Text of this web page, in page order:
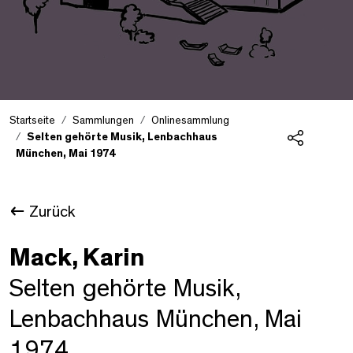
Startseite Sammlungen
Onlinesammlung
Selten gehörte Musik, Lenbachhaus
München, Mai 1974
Zurück
Mack, Karin
Selten gehörte Musik,
Lenbachhaus München, Mai